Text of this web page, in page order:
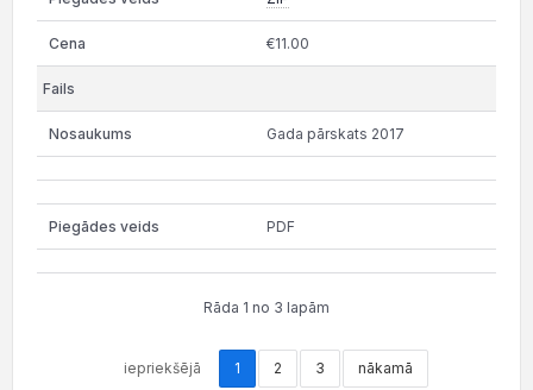
€11.00
Gada pārskats 2017
PDF
Rāda 1 no 3 lapām
iepriekšējā 1 2 3 nākamā